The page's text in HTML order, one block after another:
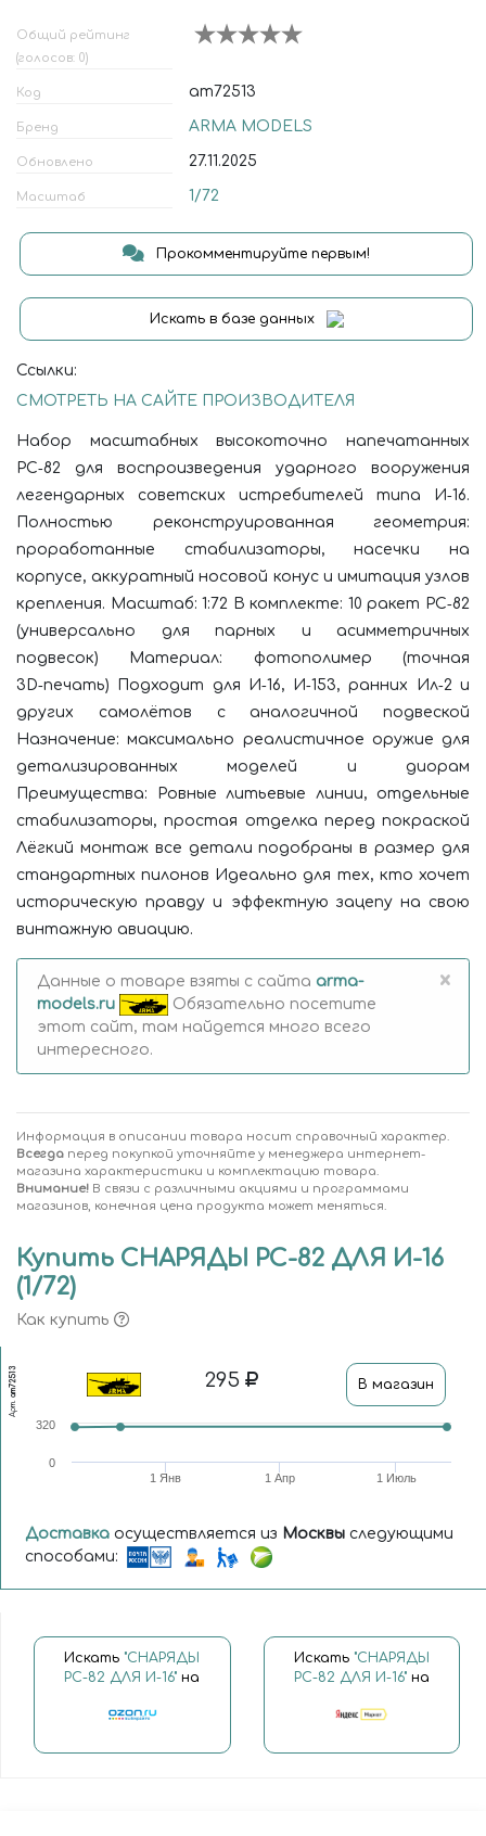
Общий рейтинг
(голосов: 0)
Код am72513
Бренд ARMA MODELS
Обновлено 27.11.2025
Масштаб 1/72
Прокомментируйте первым!
Искать в базе данных
Ссылки:
СМОТРЕТЬ НА САЙТЕ ПРОИЗВОДИТЕЛЯ
Набор масштабных высокоточно напечатанных
РС‑82 для воспроизведения ударного вооружения
легендарных советских истребителей типа И‑16.
Полностью реконструированная геометрия:
проработанные стабилизаторы, насечки на
корпусе, аккуратный носовой конус и имитация узлов
крепления. Масштаб: 1:72 В комплекте: 10 ракет РС‑82
(универсально для парных и асимметричных
подвесок) Материал: фотополимер (точная
3D‑печать) Подходит для И‑16, И‑153, ранних Ил‑2 и
других самолётов с аналогичной подвеской
Назначение: максимально реалистичное оружие для
детализированных моделей и диорам
Преимущества: Ровные литьевые линии, отдельные
стабилизаторы, простая отделка перед покраской
Лёгкий монтаж все детали подобраны в размер для
стандартных пилонов Идеально для тех, кто хочет
историческую правду и эффектную зацепу на свою
винтажную авиацию.
Данные о товаре взяты с сайта arma-
models.ru
Обязательно посетите
этот сайт, там найдется много всего
интересного.
×
Информация в описании товара носит справочный характер.
Всегда перед покупкой уточняйте у менеджера интернет-
магазина характеристики и комплектацию товара.
Внимание! В связи с различными акциями и программами
магазинов, конечная цена продукта может меняться.
Купить СНАРЯДЫ РС-82 ДЛЯ И-16
(1/72)
Как купить
Арт.
am72513 295 В магазин
1 Янв 1 Апр 1 Июль
0
320
Доставка осуществляется из Москвы следующими
способами:
Искать "СНАРЯДЫ
РС-82 ДЛЯ И-16" на
Искать "СНАРЯДЫ
РС-82 ДЛЯ И-16"на